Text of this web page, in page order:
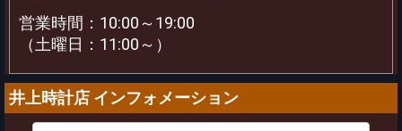
営業時間：10:00～19:00
（土曜日：11:00～）
井上時計店 インフォメーション